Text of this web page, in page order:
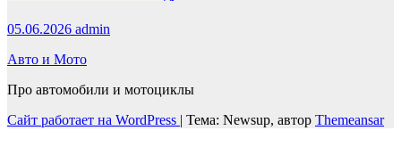
05.06.2026 admin
Авто и Мото
Про автомобили и мотоциклы
Сайт работает на WordPress | Тема: Newsup, автор Themeansar